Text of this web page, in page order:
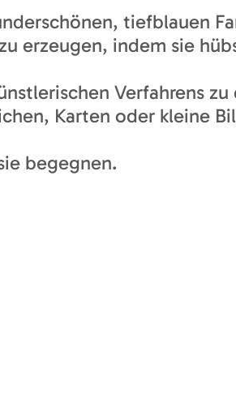
tiefblauen
erzeugen, indem sie
Verfahrens
Karten oder kleine
begegnen.